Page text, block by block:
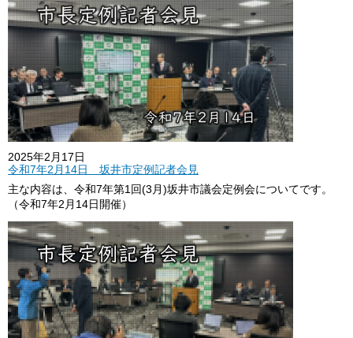
2025年2月17日
令和7年2月14日 坂井市定例記者会見
主な内容は、令和7年第1回(3月)坂井市議会定例会についてです。
（令和7年2月14日開催）